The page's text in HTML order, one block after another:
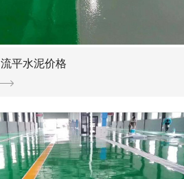
平水泥价格